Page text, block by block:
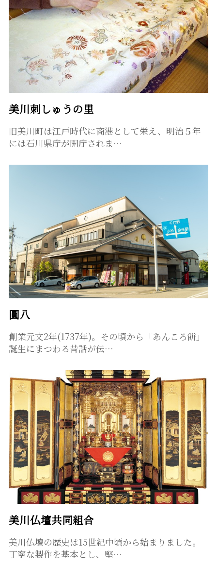
美川刺しゅうの里
旧美川町は江戸時代に商港として栄え、明治５年
には石川県庁が開庁されま…
圓八
創業元文2年(1737年)。その頃から「あんころ餅」
誕生にまつわる昔話が伝…
美川仏壇共同組合
美川仏壇の歴史は15世紀中頃から始まりました。
丁寧な製作を基本とし、堅…